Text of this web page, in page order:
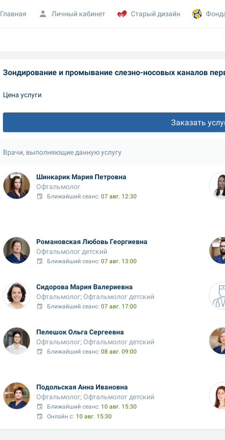
Зондирование и промывание слезно-носовых каналов
Цена услуги
Заказать
Врачи, выполняющие данную услугу
Шинкарик Мария Петровна
Офтальмолог
Ближайший сеанс: 07 авг. 12:30
Романовская Любовь Георгиевна
Офтальмолог детский
Ближайший сеанс: 07 авг. 13:00
Сидорова Мария Валериевна
Офтальмолог; Офтальмолог детский
Ближайший сеанс: 07 авг. 17:00
Пелешок Ольга Сергеевна
Офтальмолог; Офтальмолог детский
Ближайший сеанс: 08 авг. 09:00
Подольская Анна Ивановна
Офтальмолог; Офтальмолог детский
Ближайший сеанс: 10 авг. 15:30
Онлайн с: 10 авг. 15:30
Главная Личный кабинет Старый дизайн